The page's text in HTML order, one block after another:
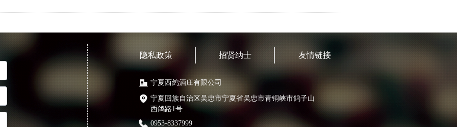
来了| 感受「百变女王」的西北风骨
多丽（Chardonnay）是全球种植范围最广泛的白葡萄品种，它适应力强，用霞多丽酿造的葡萄酒可静止，可起泡，
爽脆轻盈，可浓香馥郁，风格多变。
隐私政策 招贤纳士 友情链接
宁夏西鸽酒庄有限公司
宁夏回族自治区吴忠市宁夏省吴忠市青铜峡市鸽子山
西鸽路1号
0953-8337999